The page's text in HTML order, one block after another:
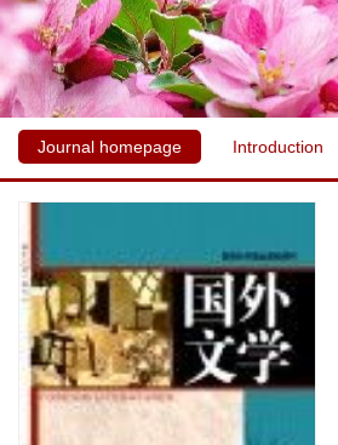
Journal homepage Introduction